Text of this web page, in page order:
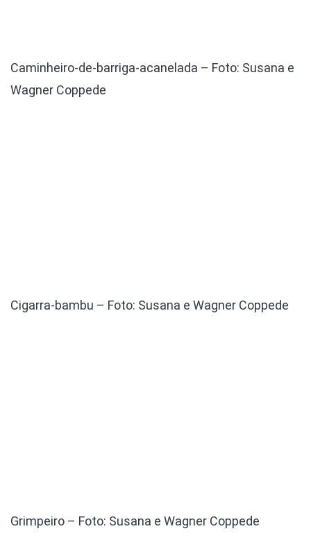
Caminheiro-de-barriga-acanelada – Foto: Susana e
Wagner Coppede
Cigarra-bambu – Foto: Susana e Wagner Coppede
Grimpeiro – Foto: Susana e Wagner Coppede